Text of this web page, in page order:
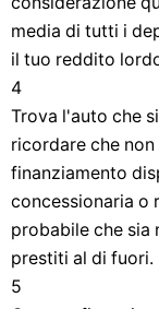
media di tutti i
il tuo reddito
4
Trova l'auto che
ricordare che
finanziamento
concessionaria o
probabile che sia
prestiti al di fuori.
5